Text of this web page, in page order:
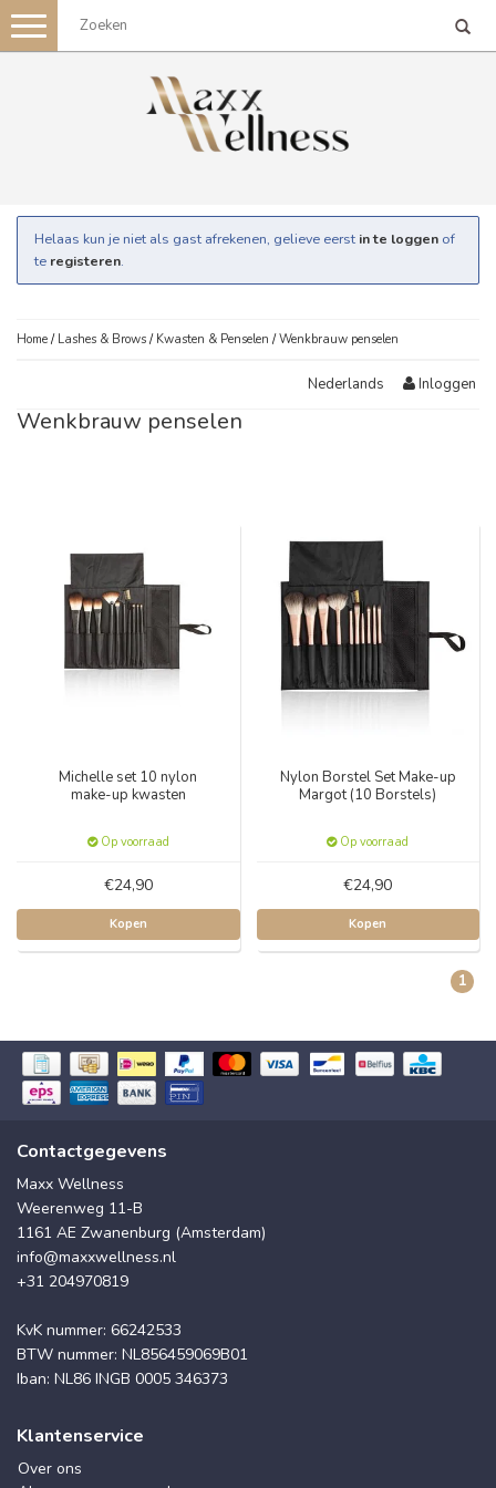
Toggle
navigation
Helaas kun je niet als gast afrekenen, gelieve eerst in te loggen of
te registeren.
Home / Lashes & Brows / Kwasten & Penselen /Wenkbrauw penselen
Nederlands Inloggen
Wenkbrauw penselen
Michelle set 10 nylon
make-up kwasten
Op voorraad
€24,90
Kopen
Nylon Borstel Set Make-up
Margot (10 Borstels)
Op voorraad
€24,90
Kopen
1
Contactgegevens
Maxx Wellness
Weerenweg 11-B
1161 AE Zwanenburg (Amsterdam)
info@maxxwellness.nl
+31 204970819
KvK nummer: 66242533
BTW nummer: NL856459069B01
Iban: NL86 INGB 0005 346373
Klantenservice
Over ons